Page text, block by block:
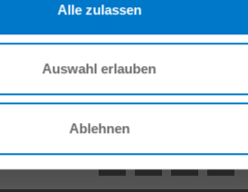
Alle zulassen
Auswahl erlauben
Ablehnen
Diese Seite teilen: